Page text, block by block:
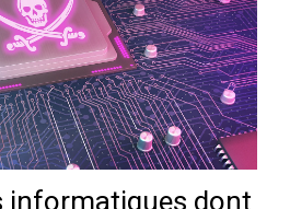
informatiques dont